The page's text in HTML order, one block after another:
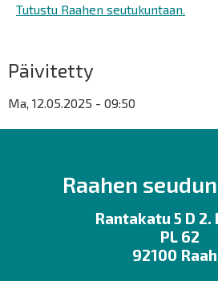
Tutustu Raahen seutukuntaan.
Päivitetty
Ma, 12.05.2025 - 09:50
Raahen
Rantakatu 5 D
PL 62
92100